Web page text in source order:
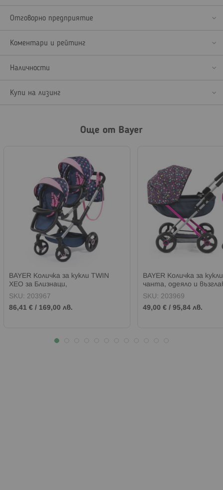
Отговорно предприятие
Коментари и рейтинг
Наличности
Купи на лизинг
Още от Bayer
BAYER Количка за кукли TWIN
XEO за Близнаци,
трансформираща се, с чанта,
SKU: 203967
86,41 € / 169,00 лв.
BAYER Количка за
чанта, одеяло и
синя
SKU: 203969
49,00 € / 95,84 лв.